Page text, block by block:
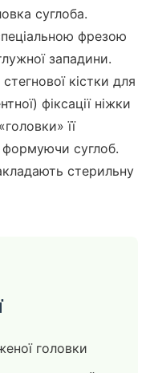
суглоба.
фрезою
западини.
кістки для
фіксації ніжки
її
суглоб.
стерильну
головки